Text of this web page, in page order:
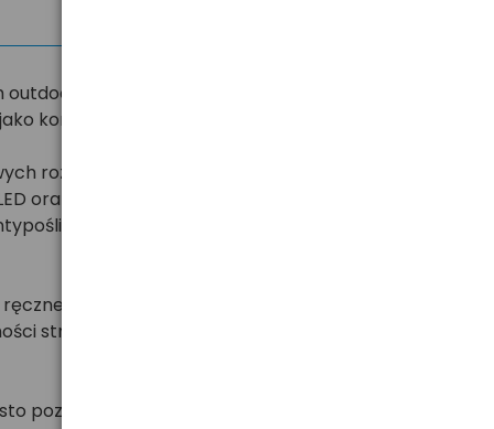
jak i sprawdzają się do użytku w
komponent oświetlenia roweru.
rozmiarów latarki. Oferowane przez nas latarki
oraz obudów wykonanych z trwałych i lekkich
wykończenie.
różnią się pod względem długości i stopnia
strumienia, a także soczewki dające możliwość
pozwalającymi na ładowanie latarki bezpośrednio